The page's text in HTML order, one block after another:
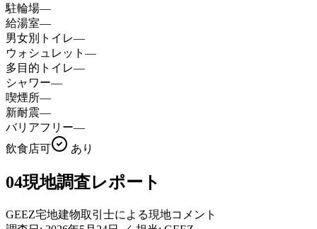
駐輪場—
給湯室—
男女別トイレ—
ウォシュレット —
多目的トイレ—
シャワー—
喫煙所—
新耐震—
バリアフリー—
飲食店可
あり
04現地調査レポート
GEEZ宅地建物取引士による現地コメント